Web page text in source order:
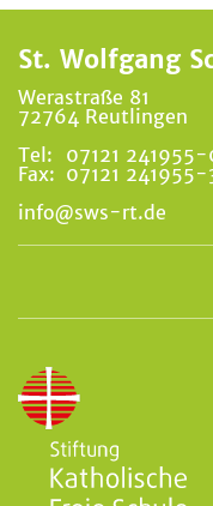
St. Wolfgang
Werastraße 81
72764 Reutlingen
Tel:
07121 241955-
Fax: 07121 241955-
info@sws-rt.de